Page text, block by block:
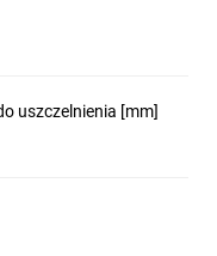
uszczelnienia [mm]